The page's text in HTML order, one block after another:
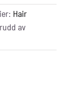
Hair
av
Products